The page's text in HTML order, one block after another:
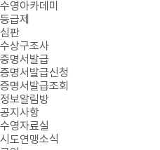
수영아카데미
등급제
심판
수상구조사
증명서발급
증명서발급신청
증명서발급조회
정보알림방
공지사항
수영자료실
시도연맹소식